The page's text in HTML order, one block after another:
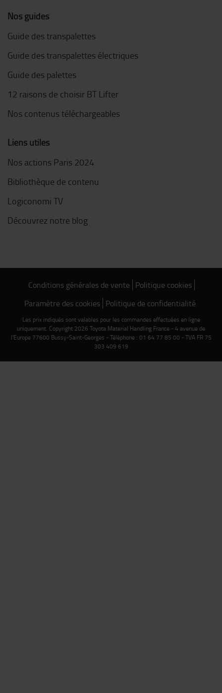
Nos guides
Guide des transpalettes
Guide des transpalettes électriques
Guide des palettes
12 raisons de choisir BT Lifter
Nos contenus téléchargeables
Liens utiles
Nos actions Paris 2024
Bibliothèque de contenu
Logiconomi TV
Découvrez notre blog
Conditions générales de vente Politique cookies
Paramètre des cookies Politique de confidentialité
Les prix indiqués sont valables pour les commandes effectuées en ligne
uniquement. Copyright 2026 Toyota Material Handling France - 4 avenue de
l'Europe 77600 Bussy-Saint-Georges - Téléphone : 01 64 77 85 00 - TVA FR 75
303 409 619